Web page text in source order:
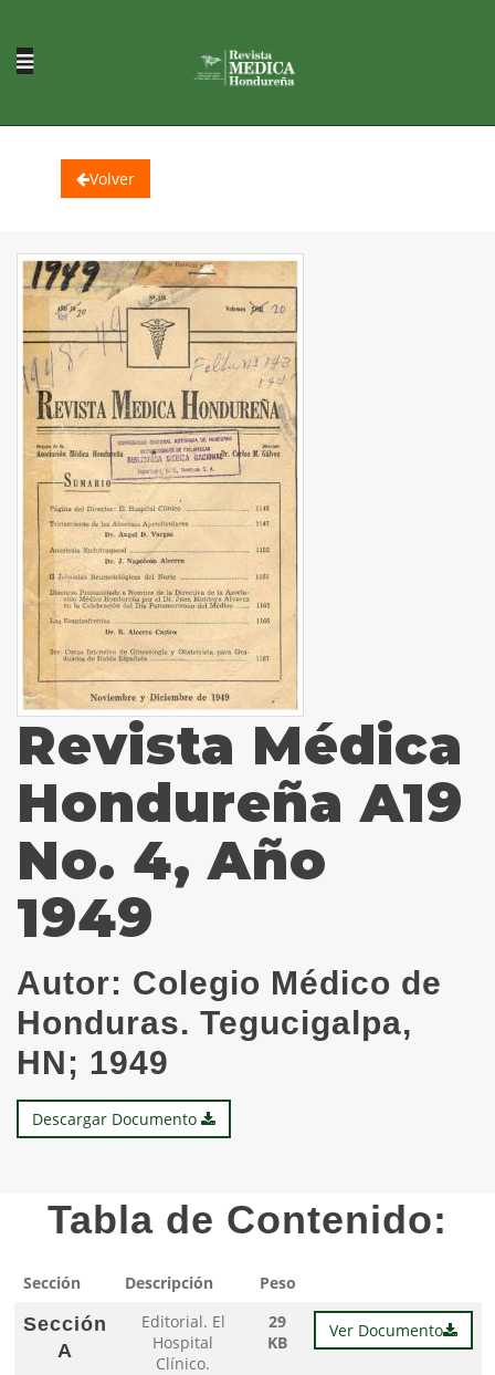
Volver
Revista Médica
Hondureña A19
No. 4, Año
1949
Autor: Colegio Médico de
Honduras. Tegucigalpa,
HN; 1949
Descargar Documento
Tabla de Contenido:
Sección Descripción Peso
Sección
A
Editorial. El
Hospital
Clínico.
29
KB
Ver Documento